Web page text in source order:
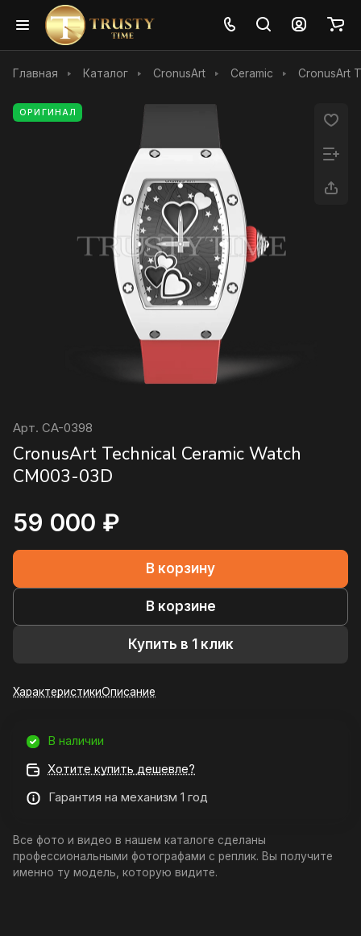
Главная Каталог CronusArt Ceramic CronusArt
ОРИГИНАЛ
Арт. CA-0398
CronusArt Technical Ceramic Watch
CM003-03D
59 000 ₽
В корзину
В корзине
Купить в 1 клик
ХарактеристикиОписание
В наличии
Хотите купить дешевле?
Гарантия на механизм 1 год
Все фото и видео в нашем каталоге сделаны
профессиональными фотографами с реплик. Вы получите
именно ту модель, которую видите.